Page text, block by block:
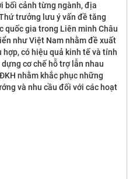
bối cảnh từng ngành, địa
trưởng lưu ý vấn đề tăng
quốc gia trong Liên minh Châu
như Việt Nam nhằm đề xuất
có hiệu quả kinh tế và tính
cơ chế hỗ trợ lẫn nhau
nhằm khắc phục những
và nhu cầu đối với các hoạt